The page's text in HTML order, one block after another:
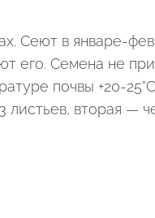
Сеют в январе-
его. Семена не
почвы +20-
листьев, вторая —